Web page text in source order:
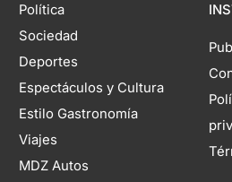
Política
Sociedad
Deportes
Espectáculos y Cultura
Estilo Gastronomía
Viajes
MDZ Autos